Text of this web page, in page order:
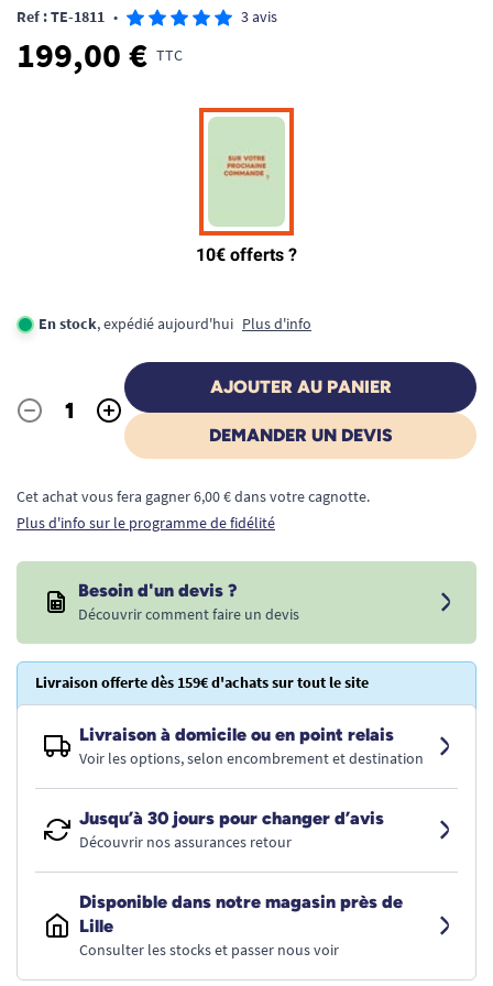
Ref : TE-1811 • 3 avis
199,00 € TTC
En stock, expédié aujourd'hui Plus d'info
Quantité
- +
AJOUTER AU PANIER
DEMANDER UN DEVIS
Cet achat vous fera gagner 6,00 € dans votre cagnotte.
Plus d'info sur le programme de fidélité
Besoin d'un devis ?
Découvrir comment faire un devis
Livraison offerte dès 159€ d'achats sur tout le site
Livraison à domicile ou en point relais
Voir les options, selon encombrement et destination
Jusqu’à 30 jours pour changer d’avis
Découvrir nos assurances retour
Disponible dans notre magasin près de
Lille
Consulter les stocks et passer nous voir